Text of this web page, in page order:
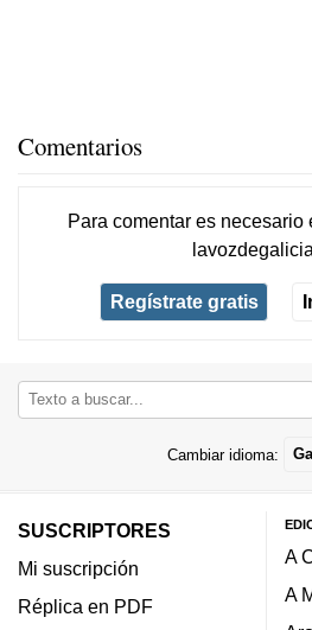
Comentarios
Para comentar es necesario
Regístrate gratis
Cambiar idioma:
SUSCRIPTORES
Mi suscripción
Réplica en PDF
A
A